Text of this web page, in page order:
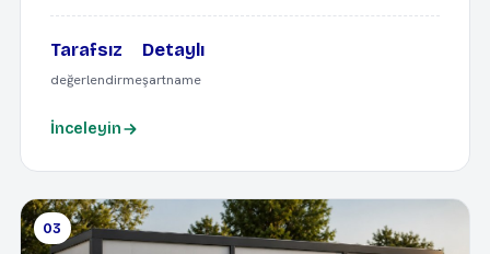
Tarafsız
değerlendirme
Detaylı
şartname
İnceleyin
03